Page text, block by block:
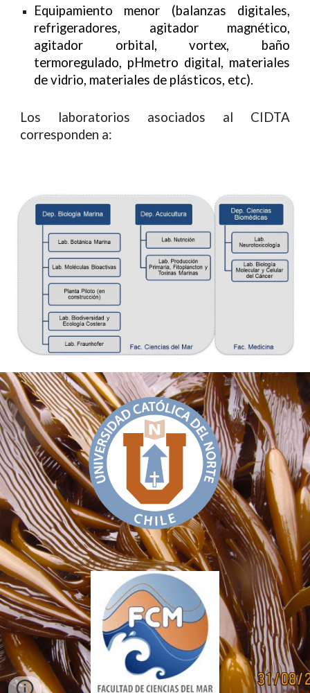
Equipamiento menor (balanzas digitales,
refrigeradores, agitador magnético,
agitador orbital, vortex, baño
termoregulado, pHmetro digital, materiales
de vidrio, materiales de plásticos, etc).
Los laboratorios asociados al CIDTA
corresponden a: